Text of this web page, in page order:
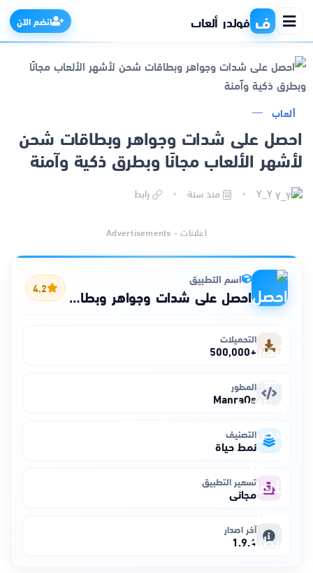
ف فولدر ألعاب انضم الآن
الرئيسية
التطبيقات
الألعاب
ألعاب
احصل على شدات وجواهر وبطاقات شحن
لأشهر الألعاب مجانًا وبطرق ذكية وآمنة
منذ سنة رابط
اعلانات - Advertisements
اسم التطبيق
احصل على شدات وجواهر وبطاقات شحن لأشهر الألعاب مجانًا وبطرق ذكية وآمنة 4.2
التحميلات
+500,000
المطور
ManraOs
التصنيف
نمط حياة
تسعير التطبيق
مجاني
آخر اصدار
1.9.4